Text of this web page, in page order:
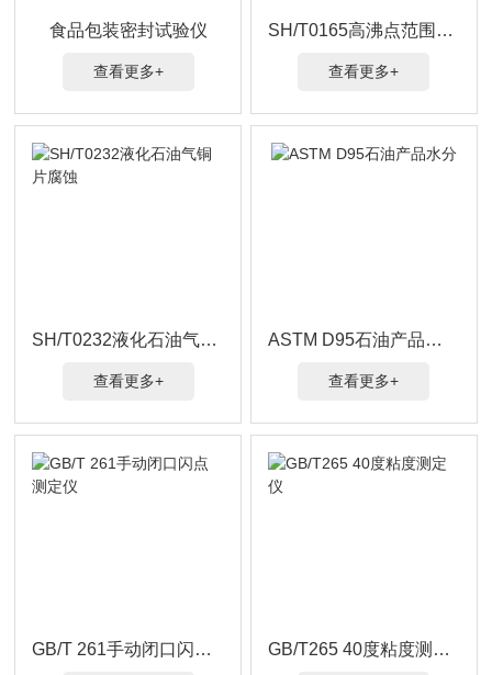
食品包装密封试验仪
查看更多+
SH/T0165高沸点范围石油高真空蒸馏
查看更多+
SH/T0232液化石油气铜片腐蚀
查看更多+
ASTM D95石油产品水分
查看更多+
GB/T 261手动闭口闪点测定仪 GB/T265 40度粘度测定仪